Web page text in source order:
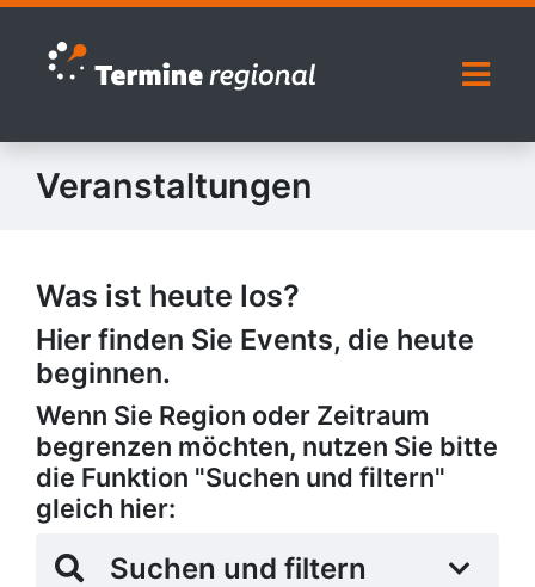
Zur Navigation springen
Zum Inhalt springen
Veranstaltungen
Was ist heute los?
Hier finden Sie Events, die heute
beginnen.
Wenn Sie Region oder Zeitraum
begrenzen möchten, nutzen Sie bitte
die Funktion "Suchen und filtern"
gleich hier:
Suchen und filtern